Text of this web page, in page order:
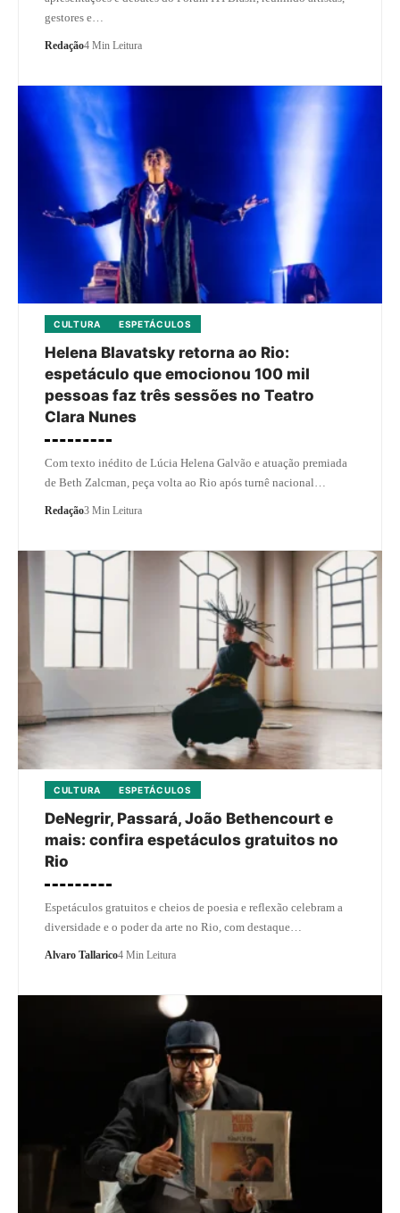
gestores e…
Redação4 Min Leitura
CULTURA ESPETÁCULOS
Helena Blavatsky retorna ao Rio:
espetáculo que emocionou 100 mil
pessoas faz três sessões no Teatro
Clara Nunes
Com texto inédito de Lúcia Helena Galvão e atuação premiada
de Beth Zalcman, peça volta ao Rio após turnê nacional…
Redação3 Min Leitura
CULTURA ESPETÁCULOS
DeNegrir, Passará, João Bethencourt e
mais: confira espetáculos gratuitos no
Rio
Espetáculos gratuitos e cheios de poesia e reflexão celebram a
diversidade e o poder da arte no Rio, com destaque…
Alvaro Tallarico4 Min Leitura